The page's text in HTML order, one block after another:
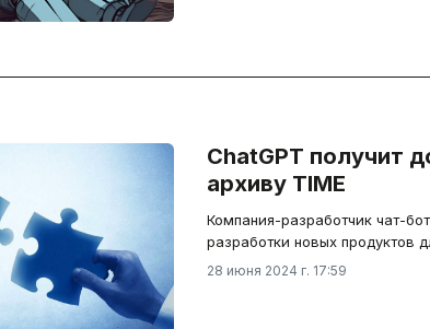
ChatGPT получит
архиву TIME
Компания-разработчик чат-
разработки новых продуктов
28 июня 2024 г. 17:59